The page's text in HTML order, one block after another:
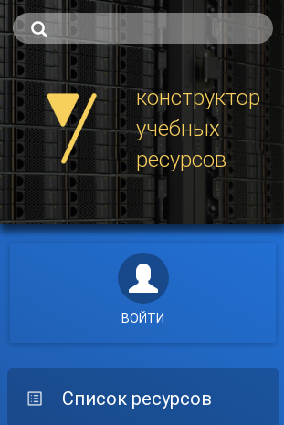
конструктор
учебных
ресурсов
ВОЙТИ
Список ресурсов